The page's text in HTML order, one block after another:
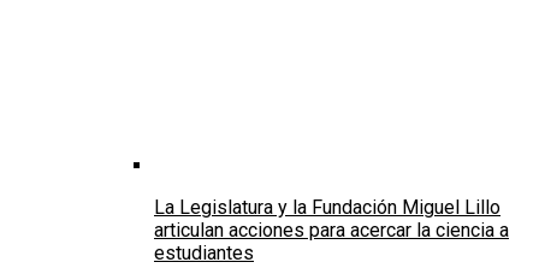
La Legislatura y la Fundación Miguel Lillo
articulan acciones para acercar la ciencia a
estudiantes